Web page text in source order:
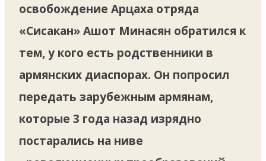
освобождение Арцаха отряда
«Сисакан» Ашот Минасян обратился к
тем, у кого есть родственники в
армянских диаспорах. Он попросил
передать зарубежным армянам,
которые 3 года назад изрядно
постарались на ниве